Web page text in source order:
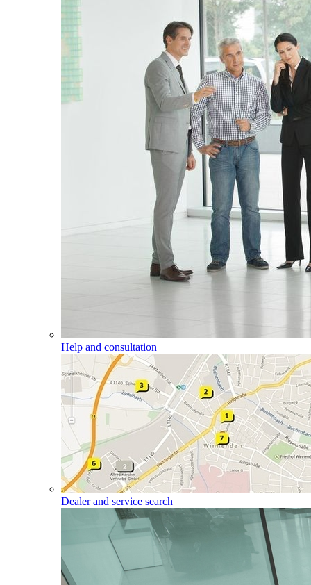
Help and consultation
Dealer and service search